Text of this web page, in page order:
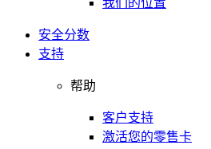
我们的位置
安全分数
支持
帮助
客户支持
激活您的零售卡